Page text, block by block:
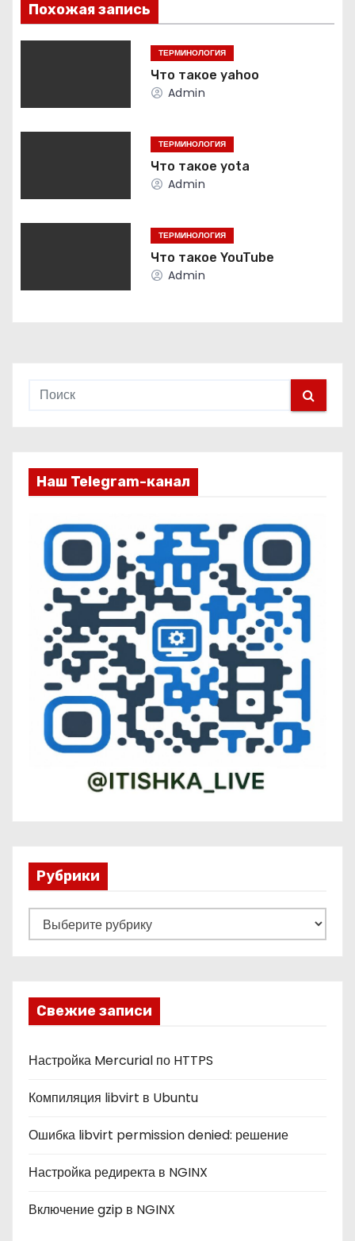
в
и
а
я
о
я
Похожая запись
ТЕРМИНОЛОГИЯ
Что такое yahoo
Admin
ТЕРМИНОЛОГИЯ
Что такое yota
Admin
ТЕРМИНОЛОГИЯ
Что такое YouTube
Admin
Наш Telegram-канал
Рубрики
у
к
и
Свежие записи
Настройка Mercurial по HTTPS
Компиляция libvirt в Ubuntu
Ошибка libvirt permission denied: решение
Настройка редиректа в NGINX
Включение gzip в NGINX